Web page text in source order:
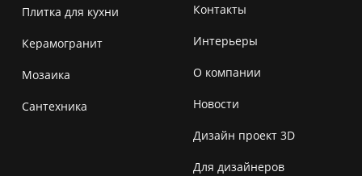
Плитка для кухни
Керамогранит
Мозаика
Сантехника
Контакты
Интерьеры
О компании
Новости
Дизайн проект 3D
Для дизайнеров